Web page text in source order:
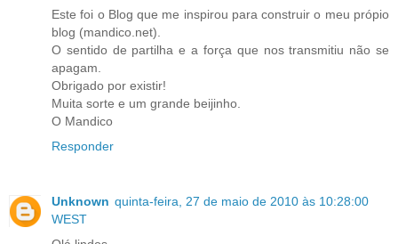
Este foi o Blog que me inspirou para construir o meu própio
blog (mandico.net).
O sentido de partilha e a força que nos transmitiu não se
apagam.
Obrigado por existir!
Muita sorte e um grande beijinho.
O Mandico
Responder
Unknown quinta-feira, 27 de maio de 2010 às 10:28:00
WEST